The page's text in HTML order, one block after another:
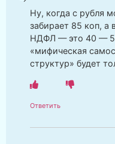
Ну, когда с рубля
забирает 85 коп, а
НДФЛ — это 40 —
«мифическая
структур» будет
Ответить